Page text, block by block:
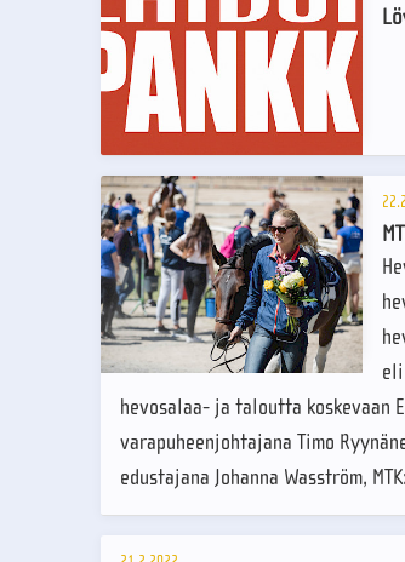
hevosalaa- ja taloutta koskevaan
varapuheenjohtajana Timo
edustajana Johanna Wasström,